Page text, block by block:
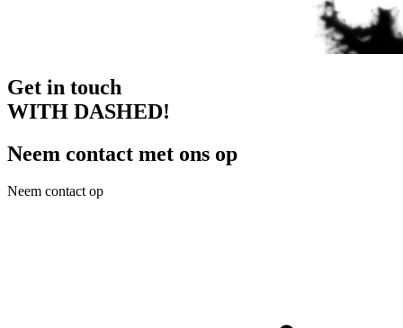
Get in touch
WITH DASHED!
Neem contact met ons op
Neem contact op